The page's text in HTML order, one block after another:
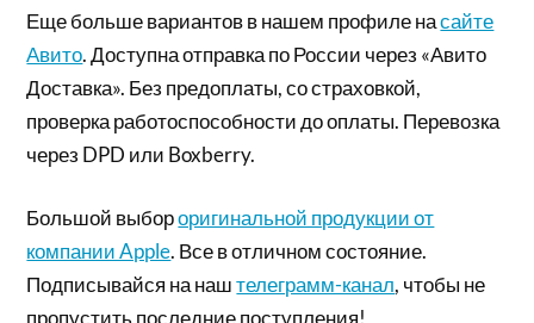
Еще больше вариантов в нашем профиле насайте
Авито. Доступна отправка по России через «Авито
Доставка». Без предоплаты, со страховкой,
проверка работоспособности до оплаты. Перевозка
через DPD или Boxberry.
Большой выбороригинальной продукции от
компании Apple. Все в отличном состояние.
Подписывайся на наштелеграмм-канал, чтобы не
пропустить последние поступления!